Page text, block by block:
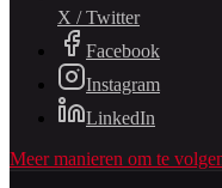
X / Twitter
Facebook
Instagram
LinkedIn
Meer manieren om te